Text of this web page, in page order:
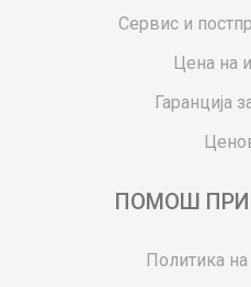
Сервис и
Цена на
Гаранција
ПОМОШ
Политика